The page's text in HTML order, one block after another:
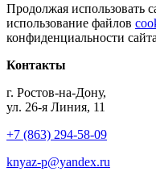
Продолжая использовать
использование файлов
конфиденциальности
Контакты
г. Ростов-на-Дону,
ул. 26-я Линия, 11
+7 (863) 294-58-09
knyaz-p@yandex.ru